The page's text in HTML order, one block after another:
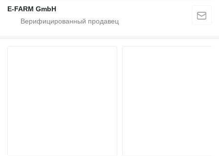
E-FARM GmbH